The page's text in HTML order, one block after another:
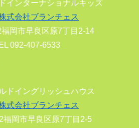
インターナショナルキッズ
式会社ブランチェス
岡市早良区原7丁目2-14
092-407-6533
ドイングリッシュハウス
式会社ブランチェス
福岡市早良区原7丁目2-5